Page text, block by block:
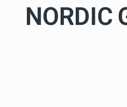
NORDIC